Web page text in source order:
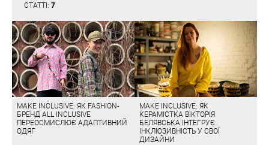
СТАТТІ: 7
MAKE INCLUSIVE: ЯК FASHION-
БРЕНД ALL INCLUSIVE
ПЕРЕОСМИСЛЮЄ АДАПТИВНИЙ
ОДЯГ
MAKE INCLUSIVE: ЯК
КЕРАМІСТКА ВІКТОРІЯ
БЕЛЯВСЬКА ІНТЕГРУЄ
ІНКЛЮЗИВНІСТЬ У СВОЇ
ДИЗАЙНИ